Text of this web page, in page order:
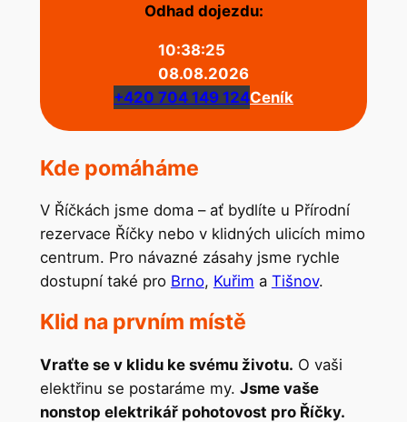
Odhad dojezdu:
10:38:25
08.08.2026
+420 704 149 124Ceník
Kde pomáháme
V Říčkách jsme doma – ať bydlíte u Přírodní
rezervace Říčky nebo v klidných ulicích mimo
centrum. Pro návazné zásahy jsme rychle
dostupní také pro Brno, Kuřim a Tišnov.
Klid na prvním místě
Vraťte se v klidu ke svému životu. O vaši
elektřinu se postaráme my. Jsme vaše
nonstop elektrikář pohotovost pro Říčky.